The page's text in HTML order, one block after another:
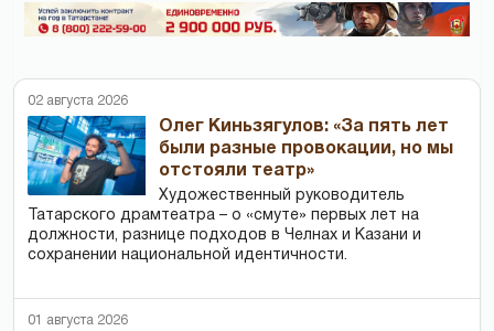
02 августа 2026
Олег Киньзягулов: «За пять лет
были разные провокации, но мы
отстояли театр»
Художественный руководитель
Татарского драмтеатра – о «смуте» первых лет на
должности, разнице подходов в Челнах и Казани и
сохранении национальной идентичности.
01 августа 2026